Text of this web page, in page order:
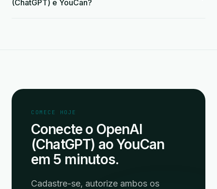
(ChatGPT) e YouCan?
COMECE HOJE
Conecte o OpenAI
(ChatGPT) ao YouCan
em 5 minutos.
Cadastre-se, autorize ambos os